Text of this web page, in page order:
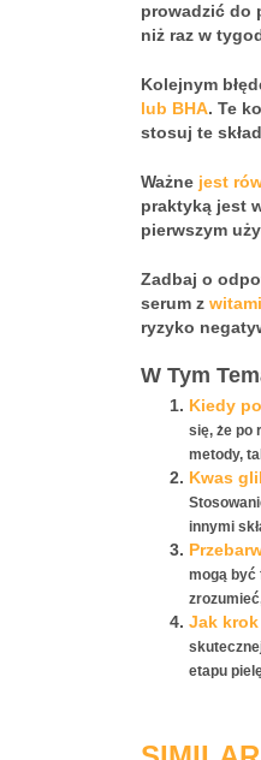
prowadzić do
niż raz w
Kolejnym
lub BHA. Te
stosuj te
Ważne jest
praktyką jest
pierwszym
Zadbaj o
serum z
ryzyko
W Tym
Kiedy
się, że po
metody,
Kwas
innymi
mogą być
Jak
etapu